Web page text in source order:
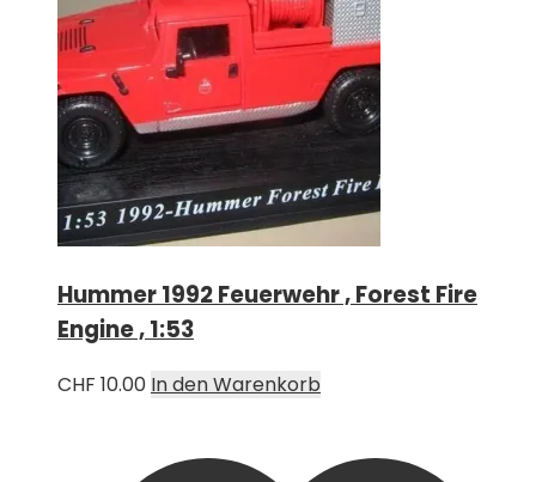
Hummer 1992 Feuerwehr , Forest Fire
Engine , 1:53
CHF 10.00 In den Warenkorb